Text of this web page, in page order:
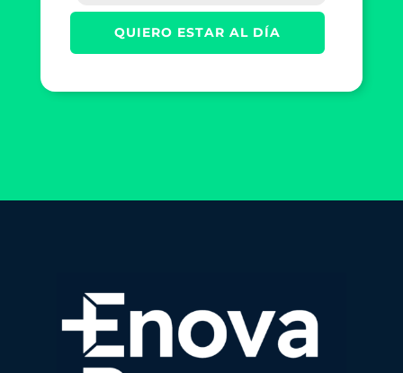
QUIERO ESTAR AL DÍA